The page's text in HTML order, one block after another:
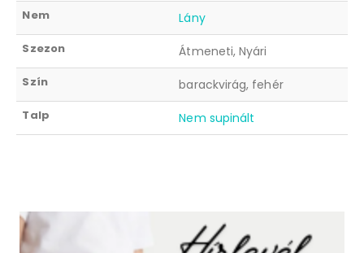
Nem Lány
Szezon Átmeneti, Nyári
Szín barackvirág, fehér
Talp Nem supinált